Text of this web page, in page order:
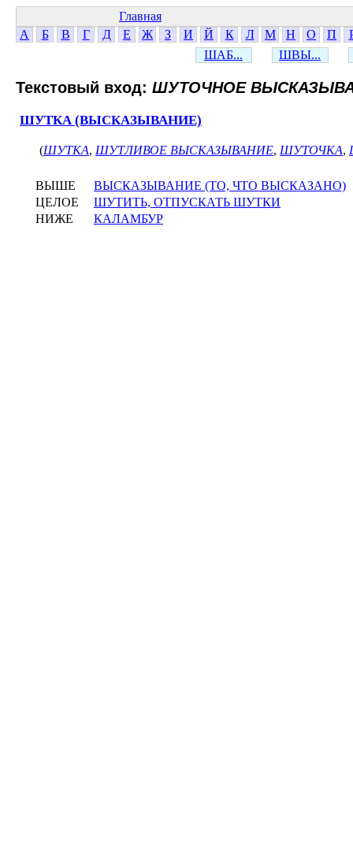
Главная
А
Б В Г Д Е Ж З И Й К Л М Н О П
ШАБ...
ШВЫ...
Текстовый вход: ШУТОЧНОЕ
ШУТКА (ВЫСКАЗЫВАНИЕ)
(ШУТКА, ШУТЛИВОЕ ВЫСКАЗЫВАНИЕ, ШУТОЧКА,
ВЫШЕ
ВЫСКАЗЫВАНИЕ (ТО, ЧТО ВЫСКАЗАНО)
ЦЕЛОЕ
ШУТИТЬ, ОТПУСКАТЬ ШУТКИ
НИЖЕ
КАЛАМБУР